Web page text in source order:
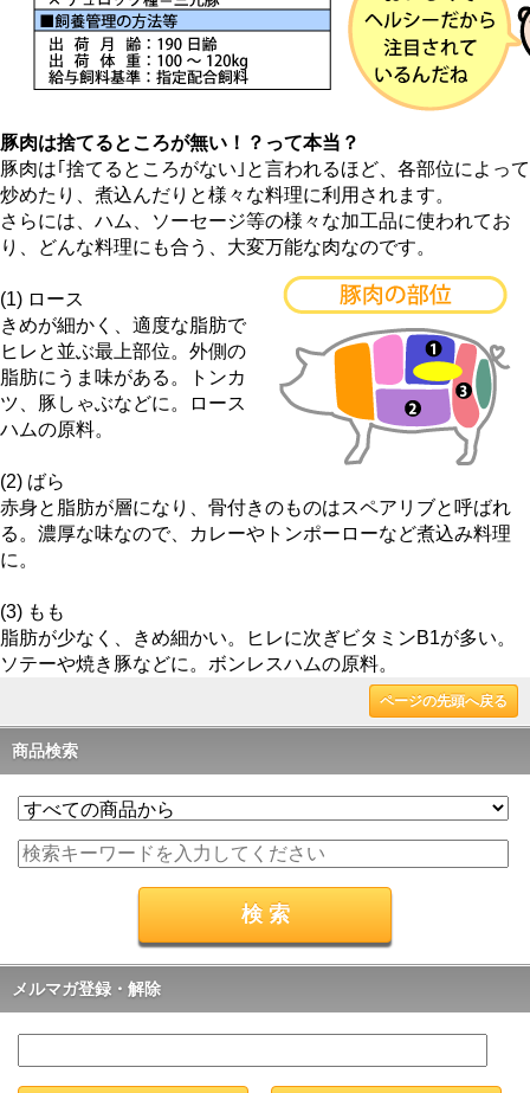
豚肉は捨てるところが無い！？って本当？
豚肉は｢捨てるところがない｣と言われるほど、各部位によって
炒めたり、煮込んだりと様々な料理に利用されます。
さらには、ハム、ソーセージ等の様々な加工品に使われてお
り、どんな料理にも合う、大変万能な肉なのです。
(1) ロース
きめが細かく、適度な脂肪で
ヒレと並ぶ最上部位。外側の
脂肪にうま味がある。トンカ
ツ、豚しゃぶなどに。ロース
ハムの原料。
(2) ばら
赤身と脂肪が層になり、骨付きのものはスペアリブと呼ばれ
る。濃厚な味なので、カレーやトンポーローなど煮込み料理
に。
(3) もも
脂肪が少なく、きめ細かい。ヒレに次ぎビタミンB1が多い。
ソテーや焼き豚などに。ボンレスハムの原料。
ページの先頭へ戻る
商品検索
メルマガ登録・解除